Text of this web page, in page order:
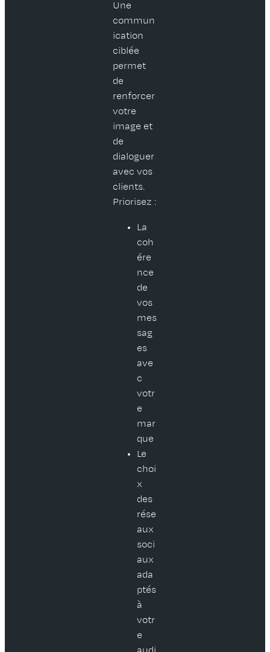
Une
commun
ication
ciblée
permet
de
renforcer
votre
image et
de
dialoguer
avec vos
clients.
Priorisez :
La
coh
ére
nce
de
vos
mes
sag
es
ave
c
votr
e
mar
que
Le
choi
x
des
rése
aux
soci
aux
ada
ptés
à
votr
e